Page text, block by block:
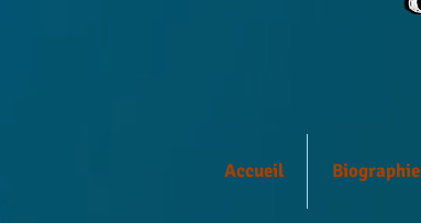
Accueil Biographie